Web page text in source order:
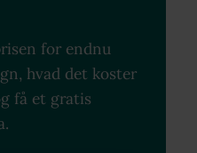
for endnu
hvad det koster
få et gratis